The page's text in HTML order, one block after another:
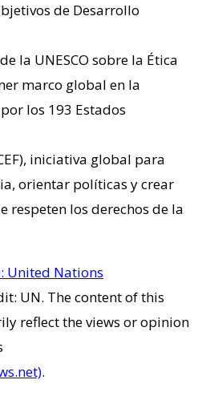
de Desarrollo
la UNESCO sobre la Ética
marco global en la
los 193 Estados
iniciativa global para
orientar políticas y crear
respeten los derechos de la
United Nations
UN. The content of this
reflect the views or opinion
.